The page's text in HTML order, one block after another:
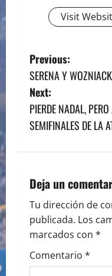
Visit
P
o
s
t
a
v
i
g
Previous:
SERENA Y
Next:
PIERDE NADAL,
SEMIFINALES DE LA
Deja un
Tu dirección de
publicada. Los
marcados con *
Comentario *